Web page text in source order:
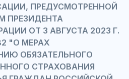
ПРЕДУСМОТРЕННОЙ
ПРЕЗИДЕНТА
ОТ 3 АВГУСТА 2023 Г.
"О МЕРАХ
ОБЯЗАТЕЛЬНОГО
СТРАХОВАНИЯ